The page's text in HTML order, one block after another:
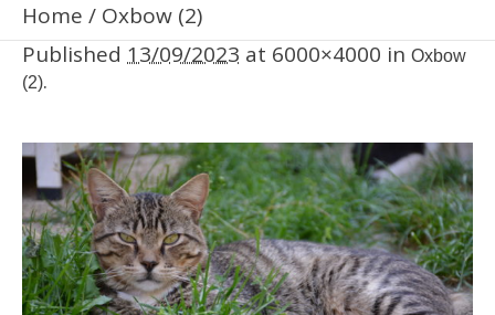
Home / Oxbow (2)
Published 13/09/2023 at 6000×4000 in Oxbow
(2).